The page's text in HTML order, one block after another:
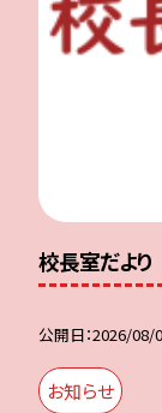
校長室だよ
公開日 2026/08/
お知らせ